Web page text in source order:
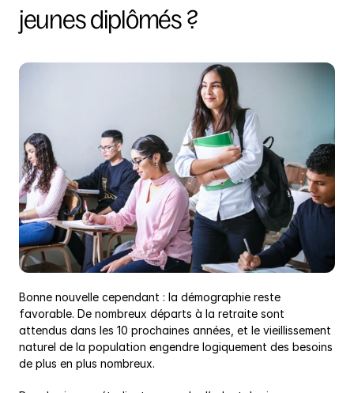
jeunes diplômés ?
Bonne nouvelle cependant : la démographie reste
favorable. De nombreux départs à la retraite sont
attendus dans les 10 prochaines années, et le vieillissement
naturel de la population engendre logiquement des besoins
de plus en plus nombreux.